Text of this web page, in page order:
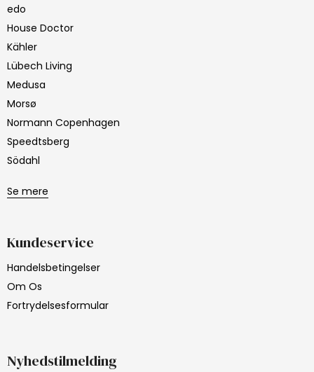
edo
House Doctor
Kähler
Lübech Living
Medusa
Morsø
Normann Copenhagen
Speedtsberg
Södahl
Se mere
Kundeservice
Handelsbetingelser
Om Os
Fortrydelsesformular
Nyhedstilmelding